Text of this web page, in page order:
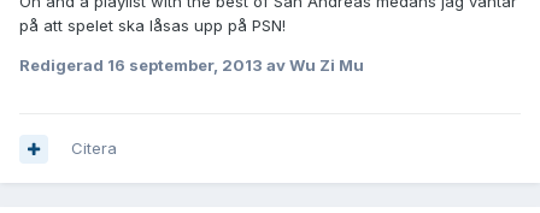
på att spelet ska låsas upp på PSN!
Redigerad 16 september, 2013 av Wu Zi Mu
Citera